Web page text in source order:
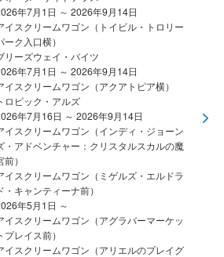
年7月1日 ～ 2026年9月14日
イスクリームワゴン（トイビル・トロリー
ーク入口横）
リーズウェイ・バイツ
年7月1日 ～ 2026年9月14日
イスクリームワゴン（アクアトピア横）
ロピック・アルズ
年7月16日 ～ 2026年9月14日
イスクリームワゴン（インディ・ジョーン
・アドベンチャー：クリスタルスカルの魔
前）
イスクリームワゴン（ミゲルズ・エルドラ
・キャンティーナ前）
年5月1日 ～
イスクリームワゴン（アグラバーマーケッ
プレイス前）
イスクリームワゴン（アリエルのプレイグ